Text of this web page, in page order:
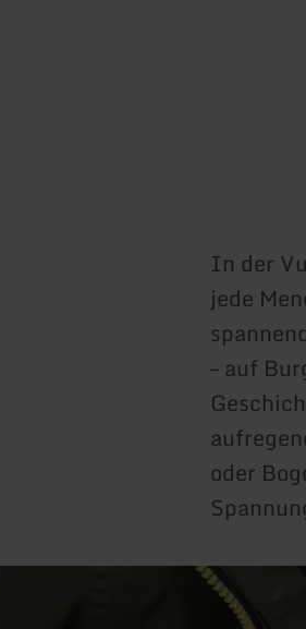
In der
jede
– auf
oder